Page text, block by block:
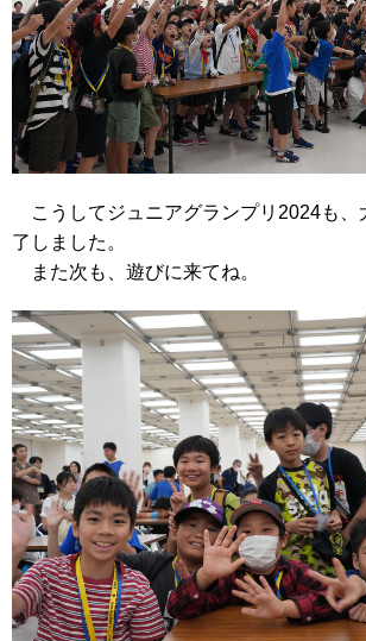
こうしてジュニアグランプリ2024も、
了しました。
また次も、遊びに来てね。